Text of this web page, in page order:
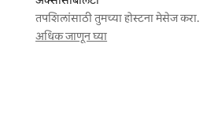
तपशिलांसाठी तुमच्या होस्टना मेसेज करा.
अधिक जाणून घ्या